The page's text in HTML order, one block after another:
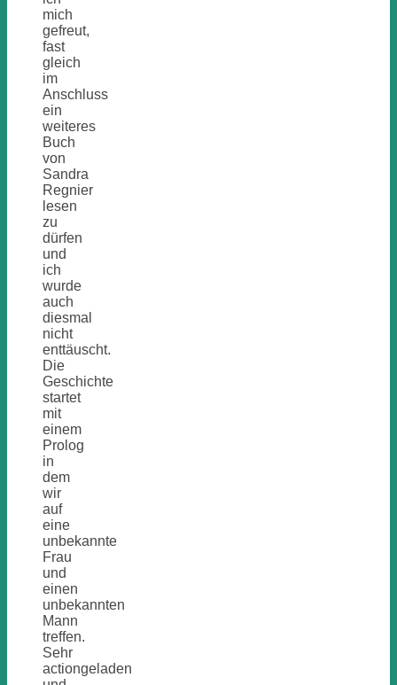
mich
gefreut,
fast
gleich
im
Anschluss
ein
weiteres
Buch
von
Sandra
Regnier
lesen
zu
dürfen
und
ich
wurde
auch
diesmal
nicht
enttäuscht.
Die
Geschichte
startet
mit
einem
Prolog
in
dem
wir
auf
eine
unbekannte
Frau
und
einen
unbekannten
Mann
treffen.
Sehr
actiongeladen